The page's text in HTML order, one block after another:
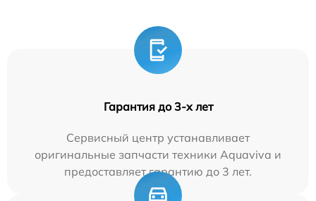
Гарантия до 3-х лет
Сервисный центр устанавливает
оригинальные запчасти техники Aquaviva и
предоставляет гарантию до 3 лет.